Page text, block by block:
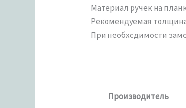
Материал ручек на
Рекомендуемая
При необходимости
Производитель